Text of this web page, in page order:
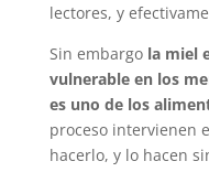
lectores, y
Sin embargo la miel
vulnerable en los
es uno de los
proceso intervienen
hacerlo, y lo hacen